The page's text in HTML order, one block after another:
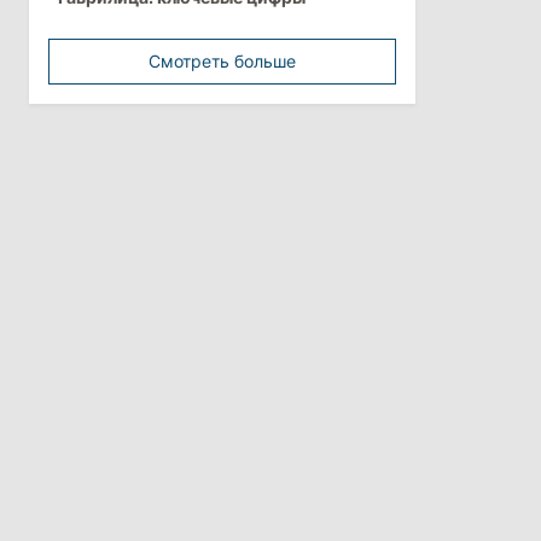
минимальной зарплатой
Политика
Анна Ревенко уходит с поста главы
Смотреть больше